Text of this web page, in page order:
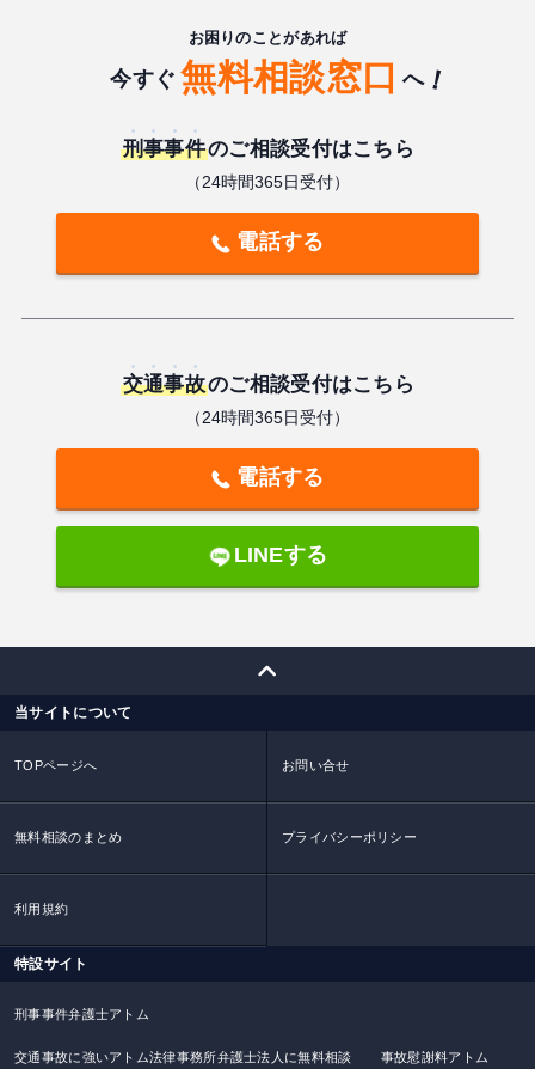
お困りのことがあれば
今すぐ 無料相談窓口 へ
刑事事件のご相談受付はこちら
（24時間365日受付）
電話する
交通事故のご相談受付はこちら
（24時間365日受付）
電話する
LINEする
当サイトについて
TOPページへ お問い合せ
無料相談のまとめ プライバシーポリシー
利用規約
特設サイト
刑事事件弁護士アトム
交通事故に強いアトム法律事務所弁護士法人に無料相談 事故慰謝料アトム